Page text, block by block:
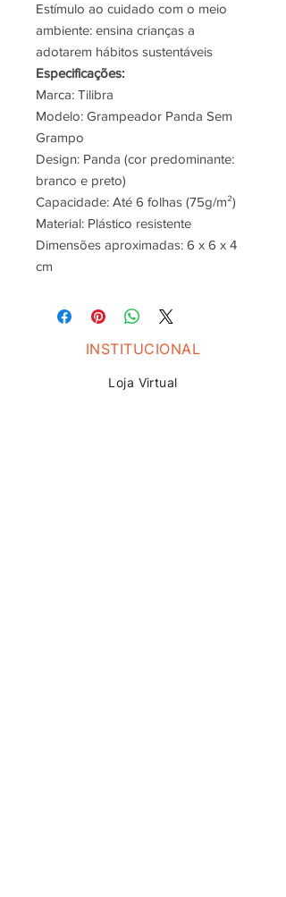
Estímulo ao cuidado com o meio
ambiente: ensina crianças a
adotarem hábitos sustentáveis
Especificações:
Marca: Tilibra
Modelo: Grampeador Panda Sem
Grampo
Design: Panda (cor predominante:
branco e preto)
Capacidade: Até 6 folhas (75g/m²)
Material: Plástico resistente
Dimensões aproximadas: 6 x 6 x 4
cm
INSTITUCIONAL
Loja Virtual